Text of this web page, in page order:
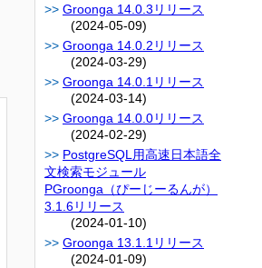
Groonga 14.0.3リリース
(2024-05-09)
Groonga 14.0.2リリース
(2024-03-29)
Groonga 14.0.1リリース
(2024-03-14)
Groonga 14.0.0リリース
(2024-02-29)
PostgreSQL用高速日本語全
文検索モジュール
PGroonga（ぴーじーるんが）
3.1.6リリース
(2024-01-10)
Groonga 13.1.1リリース
(2024-01-09)